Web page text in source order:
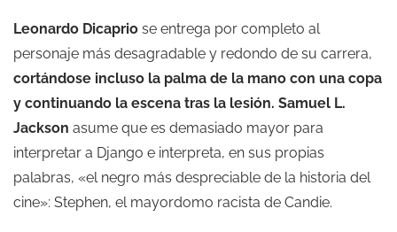
Leonardo Dicaprio se entrega por completo al
personaje más desagradable y redondo de su carrera,
cortándose incluso la palma de la mano con una copa
y continuando la escena tras la lesión. Samuel L.
Jackson asume que es demasiado mayor para
interpretar a Django e interpreta, en sus propias
palabras, «el negro más despreciable de la historia del
cine»: Stephen, el mayordomo racista de Candie.